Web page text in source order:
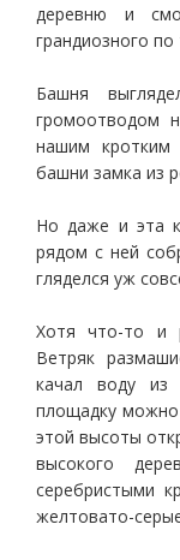
деревню и
грандиозного
Башня
громоотводом
нашим кротким
башни замка из
Но даже и эта
рядом с ней
гляделся уж
Хотя что-то и
Ветряк
качал воду из
площадку
этой высоты
высокого
серебристыми
желтовато-